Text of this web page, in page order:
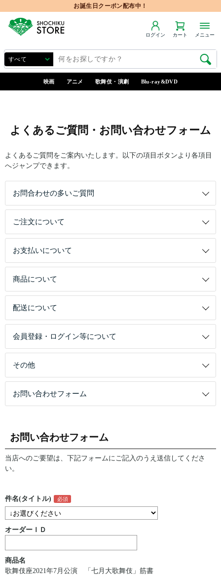
お誕生日クーポン配布中！
ログイン カート メニュー
映画 アニメ 歌舞伎・演劇 Blu-ray&DVD
よくあるご質問・お問い合わせフォーム
よくあるご質問をご案内いたします。以下の項目ボタンより各項目
へジャンプできます。
お問合わせの多いご質問
ご注文について
お支払いについて
商品について
配送について
会員登録・ログイン等について
その他
お問い合わせフォーム
お問い合わせフォーム
当店へのご要望は、下記フォームにご記入のうえ送信してくださ
い。
件名(タイトル)
オーダーＩＤ
商品名
歌舞伎座2021年7月公演 「七月大歌舞伎」筋書